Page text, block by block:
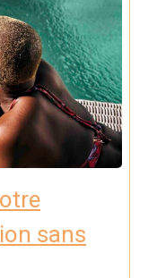
sans